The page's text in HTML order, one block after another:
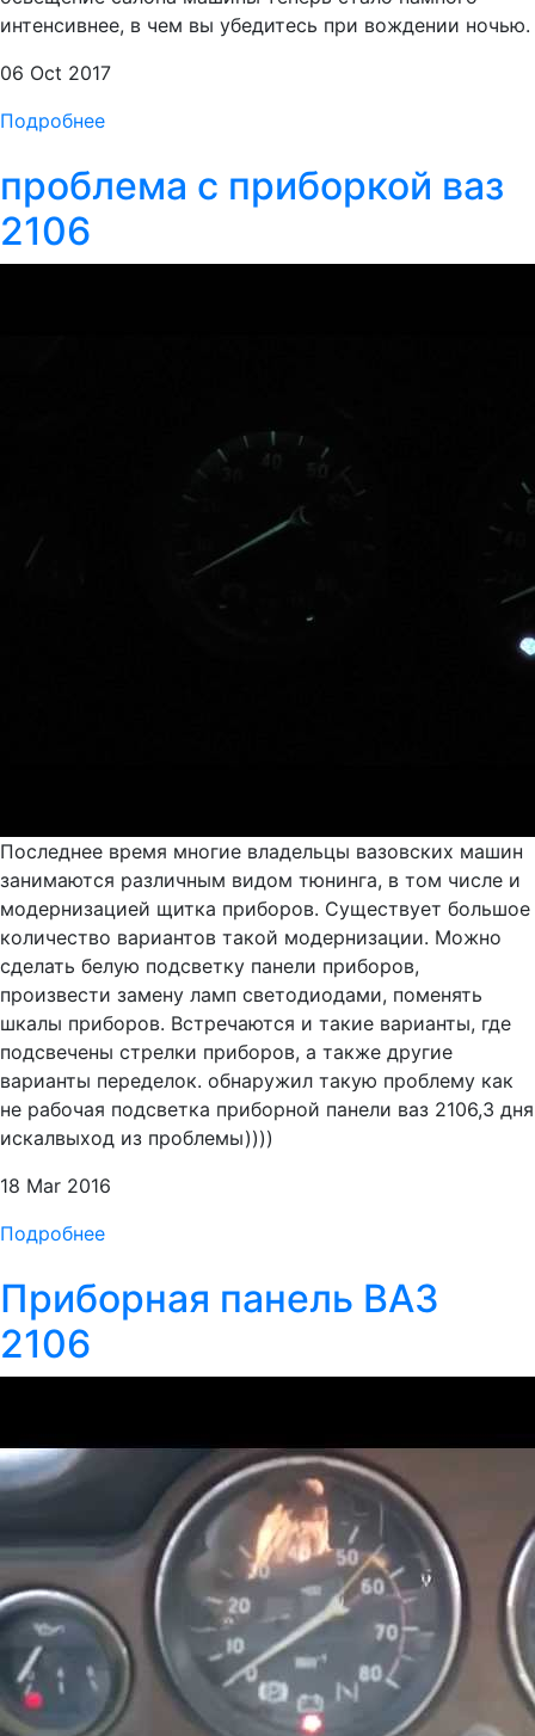
интенсивнее, в чем вы убедитесь при вождении ночью.
06 Oct 2017
Подробнее
проблема с приборкой ваз
2106
Последнее время многие владельцы вазовских машин
занимаются различным видом тюнинга, в том числе и
модернизацией щитка приборов. Существует большое
количество вариантов такой модернизации. Можно
сделать белую подсветку панели приборов,
произвести замену ламп светодиодами, поменять
шкалы приборов. Встречаются и такие варианты, где
подсвечены стрелки приборов, а также другие
варианты переделок. обнаружил такую проблему как
не рабочая подсветка приборной панели ваз 2106,3 дня
искалвыход из проблемы))))
18 Mar 2016
Подробнее
Приборная панель ВАЗ
2106